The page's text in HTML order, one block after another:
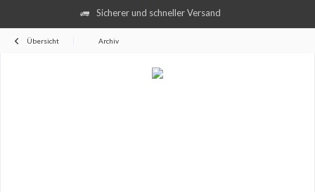
Sicherer und schneller Versand
Übersicht Archiv